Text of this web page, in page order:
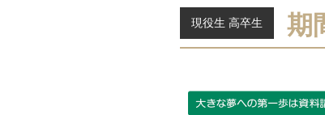
現役生 高卒生 期